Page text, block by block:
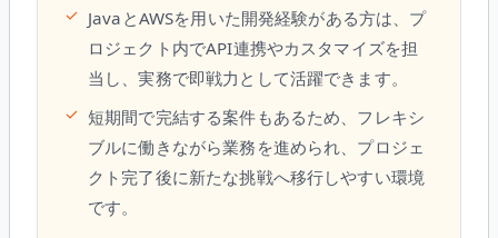
✓ JavaとAWSを用いた開発経験がある方は、プ
ロジェクト内でAPI連携やカスタマイズを担
当し、実務で即戦力として活躍できます。
✓ 短期間で完結する案件もあるため、フレキシ
ブルに働きながら業務を進められ、プロジェ
クト完了後に新たな挑戦へ移行しやすい環境
です。